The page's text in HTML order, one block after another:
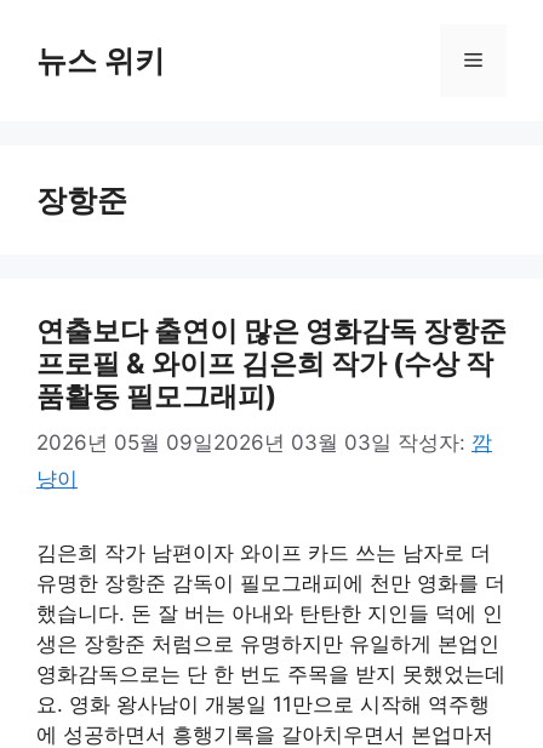
뉴스 위키 메
장항준
연출보다 출연이 많은 영화감독 장항준
프로필 & 와이프 김은희 작가 (수상 작
품활동 필모그래피)
2026년 05월 09일2026년 03월 03일 작성자: 깜
냥이
김은희 작가 남편이자 와이프 카드 쓰는 남자로 더
유명한 장항준 감독이 필모그래피에 천만 영화를 더
했습니다. 돈 잘 버는 아내와 탄탄한 지인들 덕에 인
생은 장항준 처럼으로 유명하지만 유일하게 본업인
영화감독으로는 단 한 번도 주목을 받지 못했었는데
요. 영화 왕사남이 개봉일 11만으로 시작해 역주행
에 성공하면서 흥행기록을 갈아치우면서 본업마저